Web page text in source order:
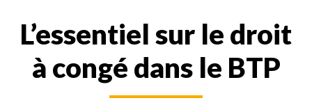
L’essentiel sur le droit
à congé dans le BTP